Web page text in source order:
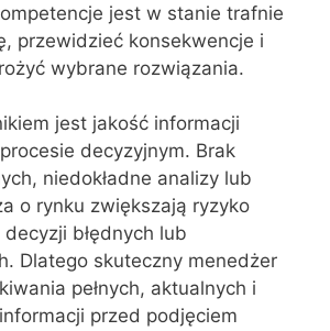
jest w stanie trafnie
przewidzieć konsekwencje i
wybrane rozwiązania.
jest jakość informacji
decyzyjnym. Brak
niedokładne analizy lub
o rynku zwiększają ryzyko
błędnych lub
Dlatego skuteczny menedżer
pełnych, aktualnych i
przed podjęciem